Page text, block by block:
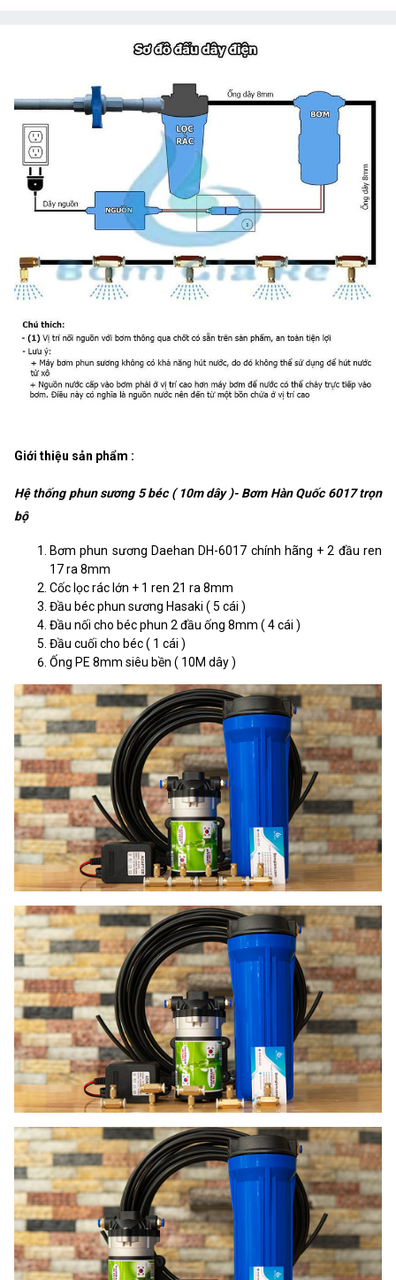
20
Hàn Quốc
Giới thiệu sản phẩm :
Hệ thống phun sương 5 béc ( 10m dây )- Bơm Hàn Quốc 6017 trọn
bộ
Bơm phun sương Daehan DH-6017 chính hãng + 2 đầu ren
17 ra 8mm
Cốc lọc rác lớn + 1 ren 21 ra 8mm
Đầu béc phun sương Hasaki ( 5 cái )
Đầu nối cho béc phun 2 đầu ống 8mm ( 4 cái )
Đầu cuối cho béc ( 1 cái )
Ống PE 8mm siêu bền ( 10M dây )